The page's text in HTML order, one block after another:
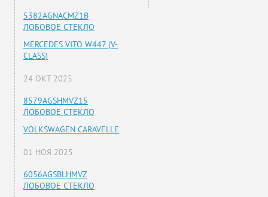
5382AGNACMZ1B
ЛОБОВОЕ СТЕКЛО
MERCEDES VITO W447 (V-
CLASS)
24 ОКТ 2025
8579AGSHMVZ15
ЛОБОВОЕ СТЕКЛО
VOLKSWAGEN CARAVELLE
01 НОЯ 2025
6056AGSBLHMVZ
ЛОБОВОЕ СТЕКЛО